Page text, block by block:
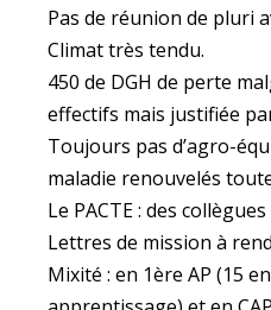
Pas de réunion de pluri
Climat très tendu.
450 de DGH de perte
effectifs mais justifiée
Toujours pas d’agro-
maladie renouvelés
Le PACTE : des
Lettres de mission à
Mixité : en 1ère AP (15